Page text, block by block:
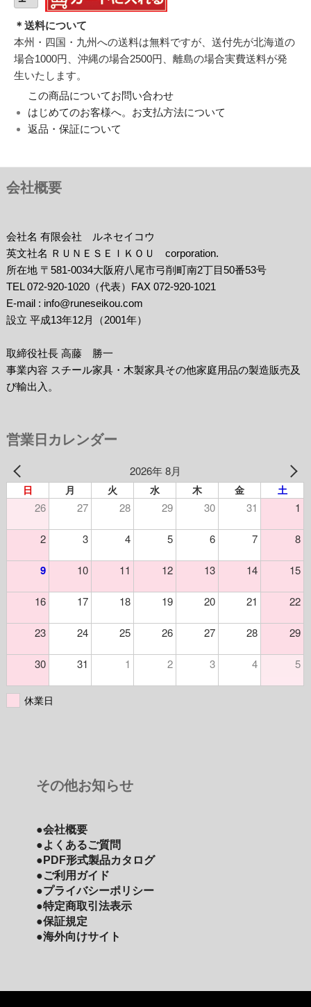
＊送料について
本州・四国・九州への送料は無料ですが、送付先が北海道の
場合1000円、沖縄の場合2500円、離島の場合実費送料が発
生いたします。
この商品についてお問い合わせ
はじめてのお客様へ。お支払方法について
返品・保証について
会社概要
会社名 有限会社 ルネセイコウ
英文社名 ＲＵＮＥＳＥＩＫＯＵ corporation.
所在地 〒581-0034大阪府八尾市弓削町南2丁目50番53号
TEL 072-920-1020（代表）FAX 072-920-1021
E-mail : info@runeseikou.com
設立 平成13年12月（2001年）
取締役社長 高藤 勝一
事業内容 スチール家具・木製家具その他家庭用品の製造販売及
び輸出入。
営業日カレンダー
2026年 8月
日 月 火 水 木 金 土
26 27 28 29 30 31 1
2 3 4 5 6 7 8
9 10 11 12 13 14 15
16 17 18 19 20 21 22
23 24 25 26 27 28 29
30 31 1 2 3 4 5
休業日
その他お知らせ
●会社概要
●よくあるご質問
●PDF形式製品カタログ
●ご利用ガイド
●プライバシーポリシー
●特定商取引法表示
●保証規定
●海外向けサイト